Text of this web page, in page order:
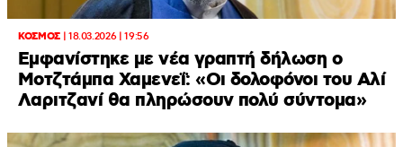
ΚΟΣΜΟΣ| 18.03.2026 | 19:56
Εμφανίστηκε με νέα γραπτή δήλωση ο
Μοτζτάμπα Χαμενεΐ: «Οι δολοφόνοι του Αλί
Λαριτζανί θα πληρώσουν πολύ σύντομα»